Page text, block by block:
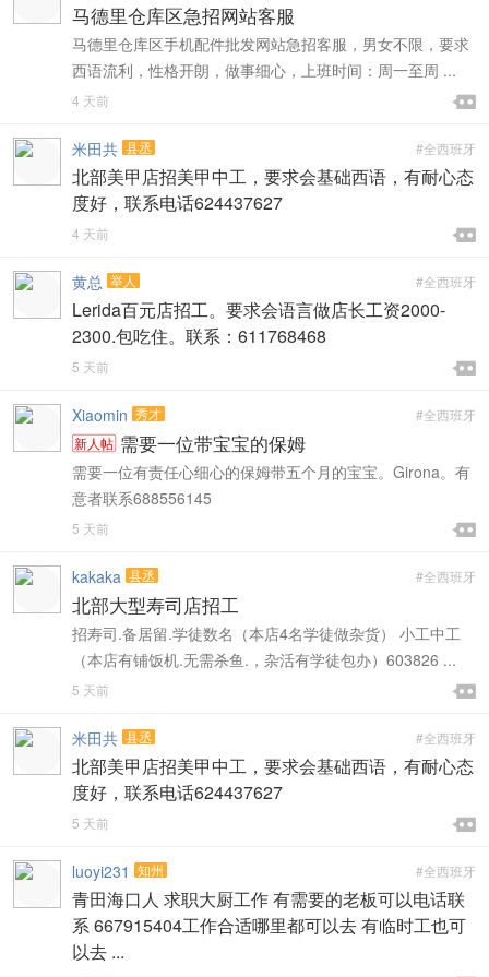
马德里仓库区急招网站客服
马德里仓库区手机配件批发网站急招客服，男女不限，要求
西语流利，性格开朗，做事细心，上班时间：周一至周 ...

4 天前 
#全西班牙
米田共 县丞
北部美甲店招美甲中工，要求会基础西语，有耐心态
度好，联系电话624437627

4 天前 
#全西班牙
黄总 举人
Lerida百元店招工。要求会语言做店长工资2000-
2300.包吃住。联系：611768468

5 天前 
#全西班牙
Xiaomin 秀才
新人帖 需要一位带宝宝的保姆
需要一位有责任心细心的保姆带五个月的宝宝。Girona。有
意者联系688556145

5 天前 
#全西班牙
kakaka 县丞
北部大型寿司店招工
招寿司.备居留.学徒数名（本店4名学徒做杂货） 小工中工
（本店有铺饭机.无需杀鱼.，杂活有学徒包办）603826 ...

5 天前 
#全西班牙
米田共 县丞
北部美甲店招美甲中工，要求会基础西语，有耐心态
度好，联系电话624437627

5 天前 
#全西班牙
luoyi231 知州
青田海口人 求职大厨工作 有需要的老板可以电话联
系 667915404工作合适哪里都可以去 有临时工也可
以去 ...